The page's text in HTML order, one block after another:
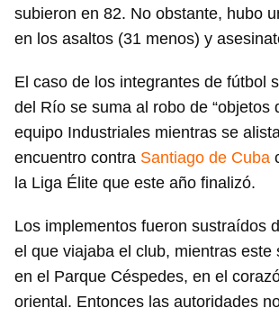
subieron en 82. No obstante, hubo
en los asaltos (31 menos) y
El caso de los integrantes de fútbol
del Río se suma al robo de “objetos
equipo Industriales mientras se
encuentro contra Santiago de Cuba
la Liga Élite que este año finalizó.
Los implementos fueron sustraídos
el que viajaba el club, mientras este
en el Parque Céspedes, en el
oriental. Entonces las autoridades